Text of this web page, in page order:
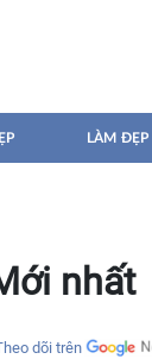
LÀM ĐẸP
nhất
dõi trên